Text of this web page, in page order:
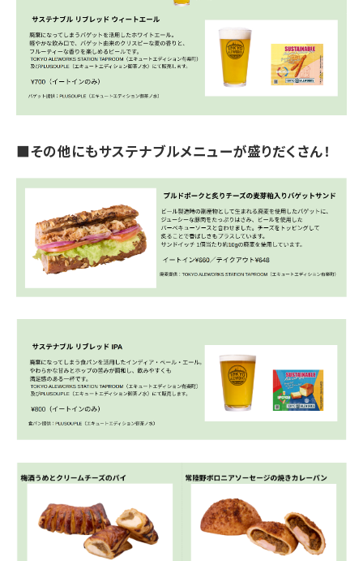
■その他にもサステナブルメニューが盛りだくさん！